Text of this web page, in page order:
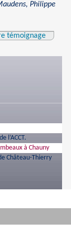
Philippe
témoignage
l’ACCT.
à Chauny
Château-Thierry